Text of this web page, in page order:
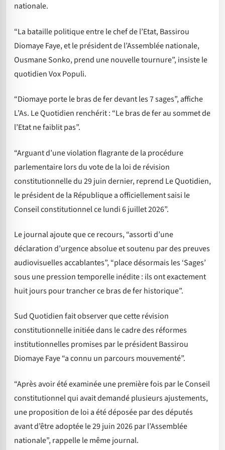
nationale.
“La bataille politique entre le chef de l’Etat, Bassirou
Diomaye Faye, et le président de l’Assemblée nationale,
Ousmane Sonko, prend une nouvelle tournure”, insiste le
quotidien Vox Populi.
“Diomaye porte le bras de fer devant les 7 sages”, affiche
L’As. Le Quotidien renchérit : “Le bras de fer au sommet de
l’Etat ne faiblit pas”.
“Arguant d’une violation flagrante de la procédure
parlementaire lors du vote de la loi de révision
constitutionnelle du 29 juin dernier, reprend Le Quotidien,
le président de la République a officiellement saisi le
Conseil constitutionnel ce lundi 6 juillet 2026”.
Le journal ajoute que ce recours, “assorti d’une
déclaration d’urgence absolue et soutenu par des preuves
audiovisuelles accablantes”, “place désormais les ‘Sages’
sous une pression temporelle inédite : ils ont exactement
huit jours pour trancher ce bras de fer historique”.
Sud Quotidien fait observer que cette révision
constitutionnelle initiée dans le cadre des réformes
institutionnelles promises par le président Bassirou
Diomaye Faye “a connu un parcours mouvementé”.
“Après avoir été examinée une première fois par le Conseil
constitutionnel qui avait demandé plusieurs ajustements,
une proposition de loi a été déposée par des députés
avant d’être adoptée le 29 juin 2026 par l’Assemblée
nationale”, rappelle le même journal.